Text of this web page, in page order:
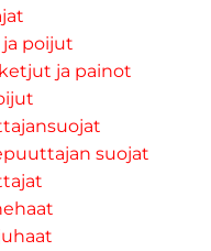
poijut
ja painot
suojat